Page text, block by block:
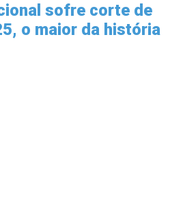
sofre corte de
o maior da história